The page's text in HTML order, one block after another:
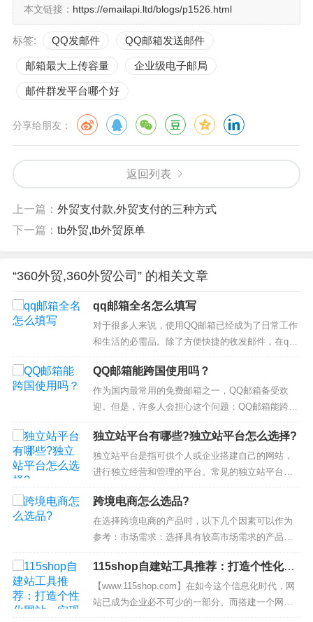
本文链接： https://emailapi.ltd/blogs/p1526.html
标签: QQ发邮件 QQ邮箱发送邮件
邮箱最大上传容量 企业级电子邮局
邮件群发平台哪个好
分享给朋友：
返回列表
上一篇： 外贸支付款,外贸支付的三种方式
下一篇： tb外贸,tb外贸原单
“360外贸,360外贸公司” 的相关文章
qq邮箱全名怎么填写
对于很多人来说，使用QQ邮箱已经成为了日常工作
和生活的必需品。除了方便快捷的收发邮件，在qq
邮箱中还有着很多精彩的功能。但是在注册qq邮箱
的过程中，填写姓名就显得非常重要了。那么，你
知道qq邮箱全名怎么填写吗？接下来，就让我们来
详细了解一下吧！1. 姓名的填写格式在qq邮箱的注
册页面中，姓名是必须要...
QQ邮箱能跨国使用吗？
作为国内最常用的免费邮箱之一，QQ邮箱备受欢
迎。但是，许多人会担心这个问题：QQ邮箱能跨国
使用吗？下面我们来详细解答。1. QQ邮箱注册是否
有地域限制？在进行QQ邮箱注册时，并没有明确的
地域限制要求。因此，即使你身处国外，也可以通
过官网进行注册操作。2. 如何登录QQ邮箱？无论是
在国内还是国外，在Q...
独立站平台有哪些?独立站平台怎么选择?
独立站平台是指可供个人或企业搭建自己的网站，
进行独立经营和管理的平台。常见的独立站平台有
以下几种：WordPress：是一个功能强大且易于使
用的开源自助建站平台，有众多的主题和插件可供
选择。Shopify：是一个注重电商功能的建站平台，
适合于在线销售产品的企业和个人。Wix：提供各种
专业设计的网站模...
跨境电商怎么选品?
在选择跨境电商的产品时，以下几个因素可以作为
参考：市场需求：选择具有较高市场需求的产品，
尤其是在目标市场中的热门产品。可以通过市场调
研、关注消费趋势和了解竞争对手等方式来确定市
场需求。客户喜好：了解目标市场的消费者喜好和
偏好，选择符合其口味和文化的产品。考虑产品的
功能、设计、包装等方面，以满足客户需...
115shop自建站工具推荐：打造个性化网
站，实现品牌营销
【www.115shop.com】在如今这个信息化时代，网
站已成为企业必不可少的一部分。而搭建一个网
站，对于很多初创企业和个人站长来说，可能会涉